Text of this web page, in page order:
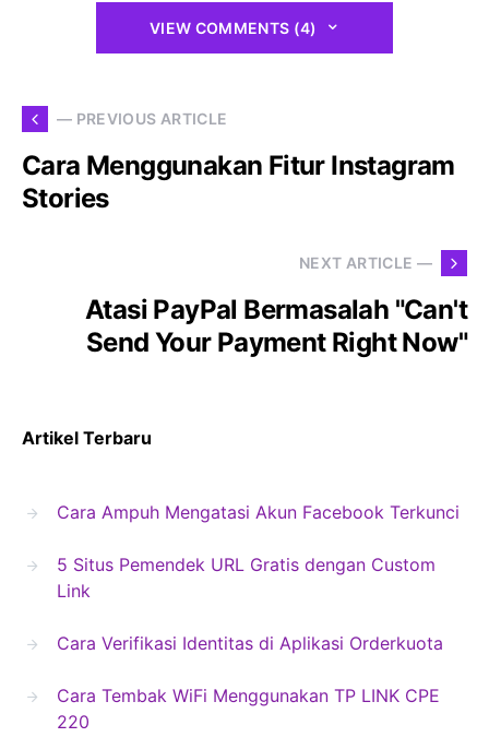
VIEW COMMENTS (4)
— PREVIOUS ARTICLE
Cara Menggunakan Fitur Instagram
Stories
NEXT ARTICLE —
Atasi PayPal Bermasalah "Can't
Send Your Payment Right Now"
Artikel Terbaru
Cara Ampuh Mengatasi Akun Facebook Terkunci
5 Situs Pemendek URL Gratis dengan Custom
Link
Cara Verifikasi Identitas di Aplikasi Orderkuota
Cara Tembak WiFi Menggunakan TP LINK CPE
220